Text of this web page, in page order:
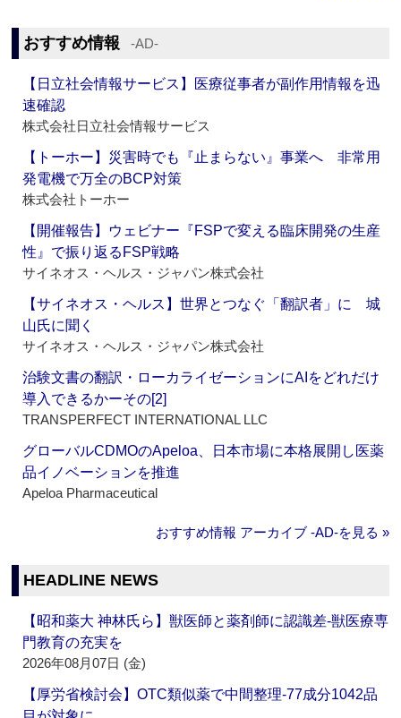
おすすめ情報 ‐AD‐
【日立社会情報サービス】医療従事者が副作用情報を迅
速確認
株式会社日立社会情報サービス
【トーホー】災害時でも『止まらない』事業へ 非常用
発電機で万全のBCP対策
株式会社トーホー
【開催報告】ウェビナー『FSPで変える臨床開発の生産
性』で振り返るFSP戦略
サイネオス・ヘルス・ジャパン株式会社
【サイネオス・ヘルス】世界とつなぐ「翻訳者」に 城
山氏に聞く
サイネオス・ヘルス・ジャパン株式会社
治験文書の翻訳・ローカライゼーションにAIをどれだけ
導入できるかーその[2]
TRANSPERFECT INTERNATIONAL LLC
グローバルCDMOのApeloa、日本市場に本格展開し医薬
品イノベーションを推進
Apeloa Pharmaceutical
おすすめ情報 アーカイブ ‐AD‐を見る »
HEADLINE NEWS
【昭和薬大 神林氏ら】獣医師と薬剤師に認識差‐獣医療専
門教育の充実を
2026年08月07日 (金)
【厚労省検討会】OTC類似薬で中間整理‐77成分1042品